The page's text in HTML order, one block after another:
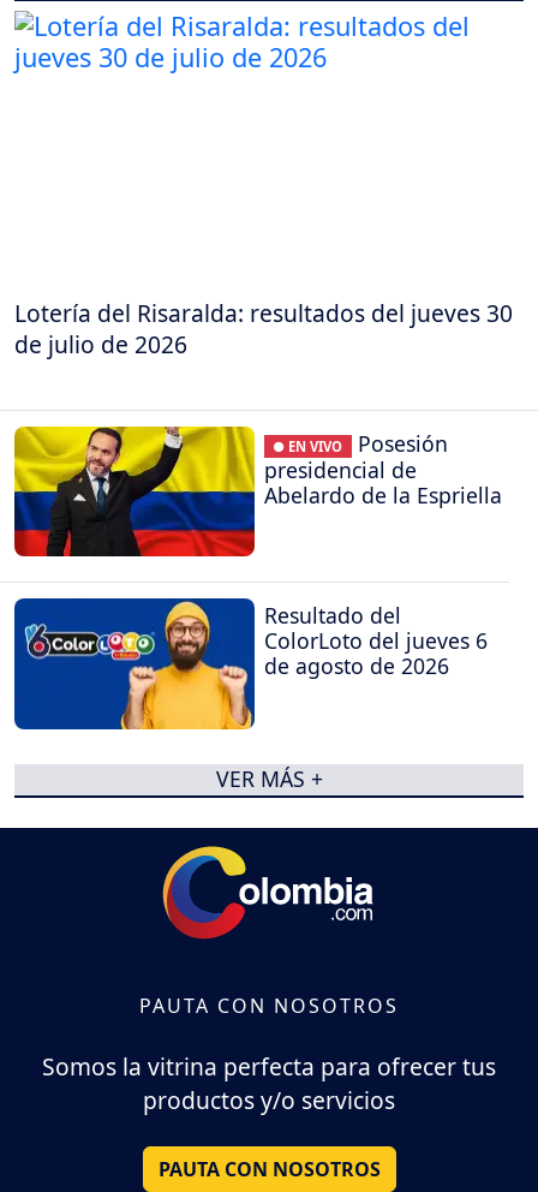
Lotería del Risaralda: resultados del jueves 30
de julio de 2026
● EN VIVO
Posesión
presidencial de
Abelardo de la Espriella
Resultado del
ColorLoto del jueves 6
de agosto de 2026
VER MÁS +
PAUTA CON NOSOTROS
Somos la vitrina perfecta para ofrecer tus
productos y/o servicios
PAUTA CON NOSOTROS